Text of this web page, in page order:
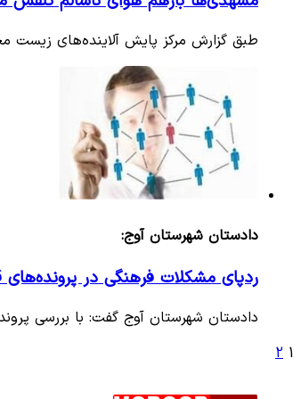
طبق گزارش مرکز پایش آلاینده‌های
دادستان شهرستان آوج:
ردپای مشکلات فرهنگی در
دادستان شهرستان آوج گفت: با بررسی
1
2